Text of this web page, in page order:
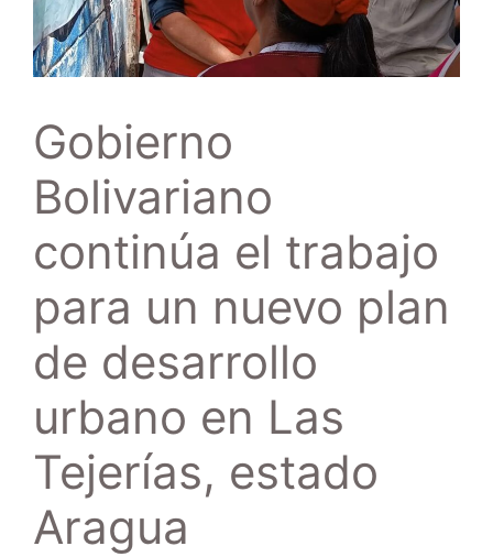
Gobierno
Bolivariano
continúa el trabajo
para un nuevo plan
de desarrollo
urbano en Las
Tejerías, estado
Aragua